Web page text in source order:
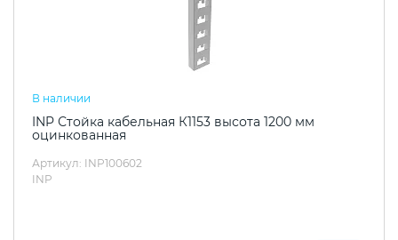
В наличии
INP Стойка кабельная К1153 высота 1200 мм
оцинкованная
Артикул: INP100602
INP